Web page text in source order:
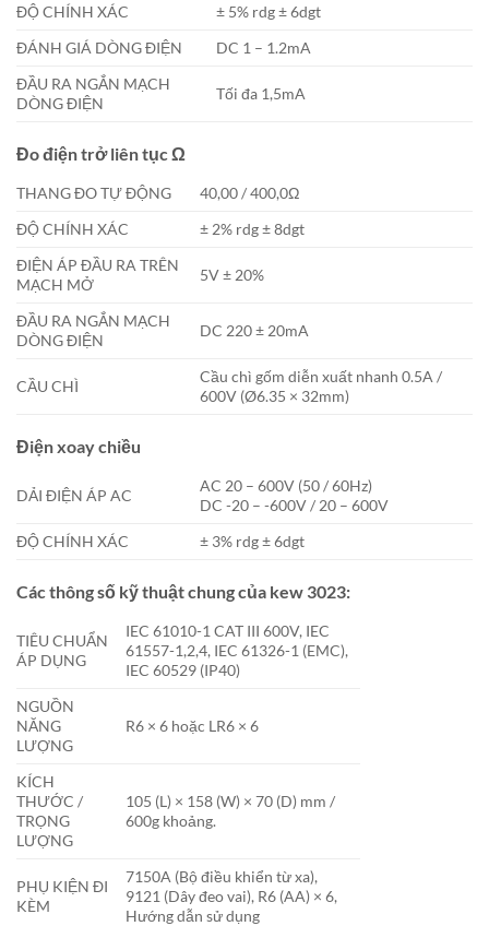
ĐỘ CHÍNH XÁC
± 5% rdg ± 6dgt
ĐÁNH GIÁ DÒNG ĐIỆN
DC 1 – 1.2mA
ĐẦU RA NGẮN MẠCH
DÒNG ĐIỆN
Tối đa 1,5mA
Đo điện trở liên tục Ω
THANG ĐO TỰ ĐỘNG
40,00 / 400,0Ω
ĐỘ CHÍNH XÁC
± 2% rdg ± 8dgt
ĐIỆN ÁP ĐẦU RA TRÊN
MẠCH MỞ
5V ± 20%
ĐẦU RA NGẮN MẠCH
DÒNG ĐIỆN
DC 220 ± 20mA
CẦU CHÌ
Cầu chì gốm diễn xuất nhanh 0.5A /
600V (Ø6.35 × 32mm)
Điện xoay chiều
DẢI ĐIỆN ÁP AC
AC 20 – 600V (50 / 60Hz)
DC -20 – -600V / 20 – 600V
ĐỘ CHÍNH XÁC
± 3% rdg ± 6dgt
Các thông số kỹ thuật chung của kew 3023:
TIÊU CHUẨN
ÁP DỤNG
IEC 61010-1 CAT III 600V, IEC
61557-1,2,4, IEC 61326-1 (EMC),
IEC 60529 (IP40)
NGUỒN
NĂNG
LƯỢNG
R6 × 6 hoặc LR6 × 6
KÍCH
THƯỚC /
TRỌNG
LƯỢNG
105 (L) × 158 (W) × 70 (D) mm /
600g khoảng.
PHỤ KIỆN ĐI
KÈM
7150A (Bộ điều khiển từ xa),
9121 (Dây đeo vai), R6 (AA) × 6,
Hướng dẫn sử dụng